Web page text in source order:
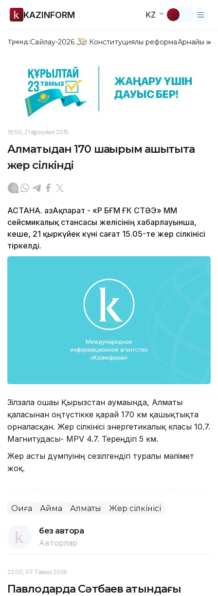
KAZINFORM KZ
Тренд:Сайлау-2026 Конституциялық реформаАрнайы
16:50, 21 Қыркүйек 2015
Алматыдан 170 шақырым қашықтықта
жер сілкінді
АСТАНА. ҚазАқпарат - «ҚР БҒМ ҒК СТӘЭ» ММ
сейсмикалық стансасы желісінің хабарлауынша,
кеше, 21 қыркүйек күні сағат 15.05-те жер сілкінісі
тіркелді.
Зілзала ошағы Қырғызстан аумағында, Алматы
қаласынан оңтүстікке қарай 170 км қашықтықта
орналасқан. Жер сілкінісі энергетикалық класы 10.7.
Магнитудасы- MPV 4.7. Тереңдігі 5 км.
Жер асты дүмпуінің сезілгендігі туралы мәлімет
жоқ.
Оқиға Аймақ Алматы Жер сілкінісі
без автора
Авторлар
22:00, 07 Тамыз 2026
Павлодарда Сәтбаев атындағы